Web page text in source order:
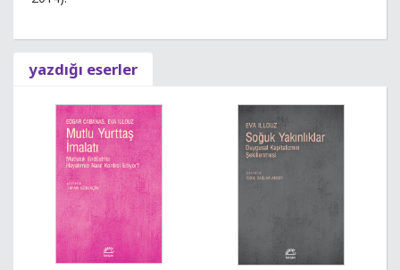
yazdığı eserler